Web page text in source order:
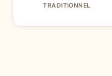
TRADITIONNEL